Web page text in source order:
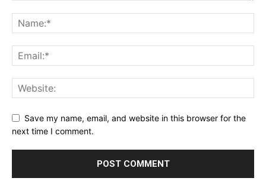
Save my name, email, and website in this browser for the
next time I comment.